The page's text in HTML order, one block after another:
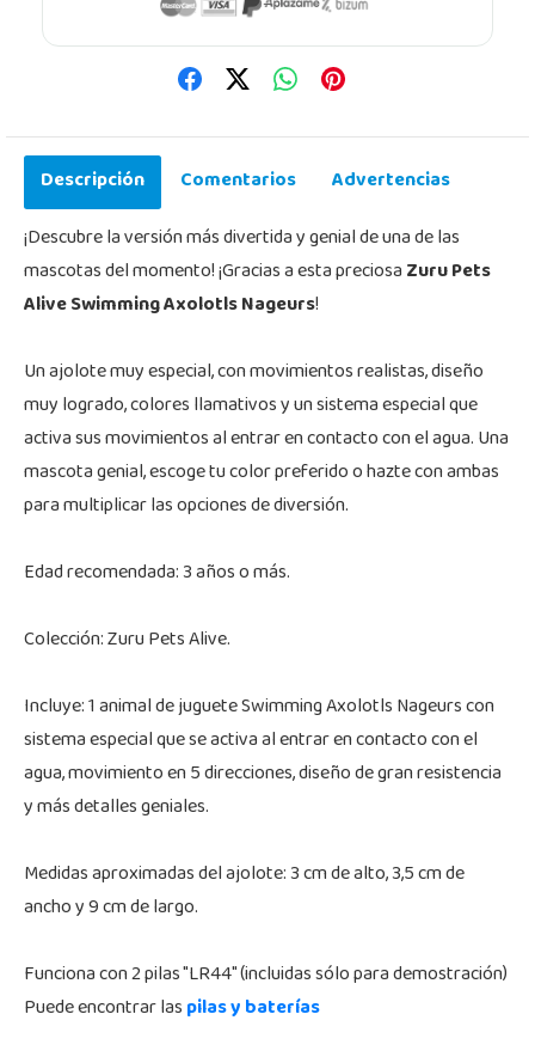
Descripción Comentarios
Advertencias
¡Descubre la versión más divertida y genial de una de las
mascotas del momento! ¡Gracias a esta preciosaZuru Pets
Alive Swimming Axolotls Nageurs!
Un ajolote muy especial, con movimientos realistas, diseño
muy logrado, colores llamativos y un sistema especial que
activa sus movimientos al entrar en contacto con el agua. Una
mascota genial, escoge tu color preferido o hazte con ambas
para multiplicar las opciones de diversión.
Edad recomendada: 3 años o más.
Colección: Zuru Pets Alive.
Incluye: 1 animal de juguete Swimming Axolotls Nageurs con
sistema especial que se activa al entrar en contacto con el
agua, movimiento en 5 direcciones, diseño de gran resistencia
y más detalles geniales.
Medidas aproximadas del ajolote: 3 cm de alto, 3,5 cm de
ancho y 9 cm de largo.
Funciona con 2 pilas "LR44" (incluidas sólo para demostración)
Puede encontrar laspilas y baterías